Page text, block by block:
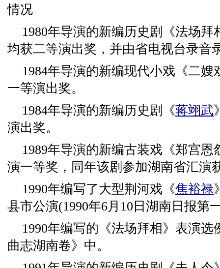
情况
1980年导演的新编历史剧《法场
均获二等演出奖，并由省电视台录音
1984年导演的新编现代小戏《二
一等演出奖。
1984年导演的新编历史剧《蒋翊武
演出奖。
1989年导演的新编古装戏《郑宫
演一等奖，同年该剧参加湖南省汇演
1990年编写了大型荆河戏《焦裕禄
县市公演(1990年6月10日湖南日报第
1990年编写的《法场拜相》表演
曲志湖南卷》中。